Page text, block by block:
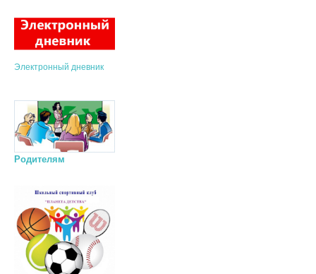
Электронный дневник
Родителям